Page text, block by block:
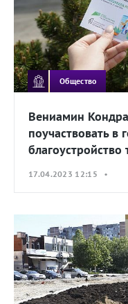
Общество
Вениамин
поучаствовать в
благоустройство
17.04.2023 12:15 •